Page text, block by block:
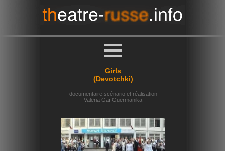
Girls
(Devotchki)
documentaire scénario et réalisation
Valeria Gaï Guermanika